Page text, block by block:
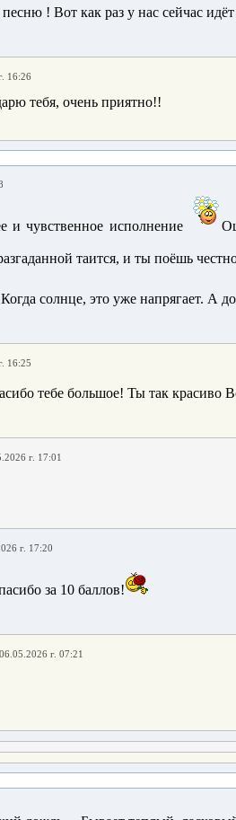
песню ! Вот как раз у нас сейчас
16:26
тебя, очень приятно!!
и чувственное исполнение
таится, и ты поёшь
солнце, это уже напрягает. А
16:25
тебе большое! Ты так красиво
г. 17:01
г. 17:20
за 10 баллов!
06.05.2026 г. 07:21